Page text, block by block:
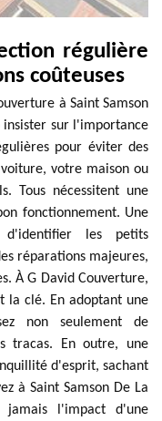
régulière
coûteuses
à Saint Samson
insister sur l'importance
pour éviter des
votre maison ou
Tous nécessitent une
fonctionnement. Une
d'identifier les petits
réparations majeures,
À G David Couverture,
la clé. En adoptant une
non seulement de
tracas. En outre, une
d'esprit, sachant
à Saint Samson De La
jamais l'impact d'une